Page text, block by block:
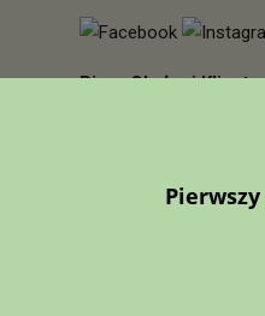
Biuro Obsługi Klienta:
Porozmawiajmy: